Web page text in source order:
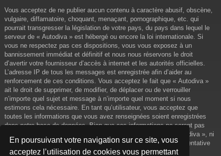
En poursuivant votre navigation sur ce site, vous
acceptez l’utilisation de cookies vous permettant
Vous acceptez de ne publier aucun contenu à caractère abusif, obscène,
vulgaire, diffamatoire, choquant, menaçant, pornographique, etc. qui
pourrait transgresser la législation de votre pays, du pays dans lequel le
serveur de « Autodiva » est hébergé ou encore la loi internationale. Si
vous ne respectez pas ces dispositions, vous vous exposez à un
bannissement immédiat et définitif et nous nous réservons le droit
d’avertir votre fournisseur d’accès à internet et les autorités officielles.
L’adresse IP de tous les messages est enregistrée afin d’aider au
renforcement de ces conditions. Vous acceptez le fait que « Autodiva »
ait le droit de supprimer, de modifier, de déplacer ou de verrouiller
n’importe quel sujet et message à n’importe quel moment si nous
estimons cela nécessaire. En tant qu’utilisateur, vous acceptez que
toutes les informations que vous avez renseignées soient enregistrées
dans notre base de données. Bien que ces informations ne seront pas
diffusées à une tierce partie sans votre consentement, ni « Autodiva », ni
phpBB, ne pourront être tenus comme responsables en cas de tentative
de piratage informatique visant à compromettre vos données.